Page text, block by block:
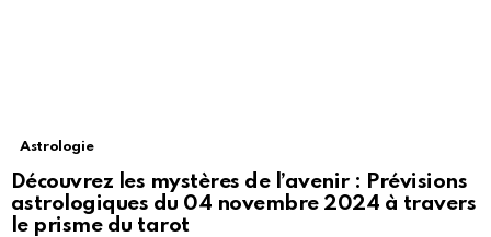
Astrologie
Découvrez les mystères de l’avenir : Prévisions
astrologiques du 04 novembre 2024 à travers
le prisme du tarot